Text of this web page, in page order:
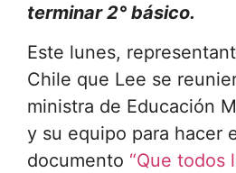
terminar 2° básico.
Este lunes,
Chile que Lee se
ministra de Educación
y su equipo para hacer
documento “Que todos